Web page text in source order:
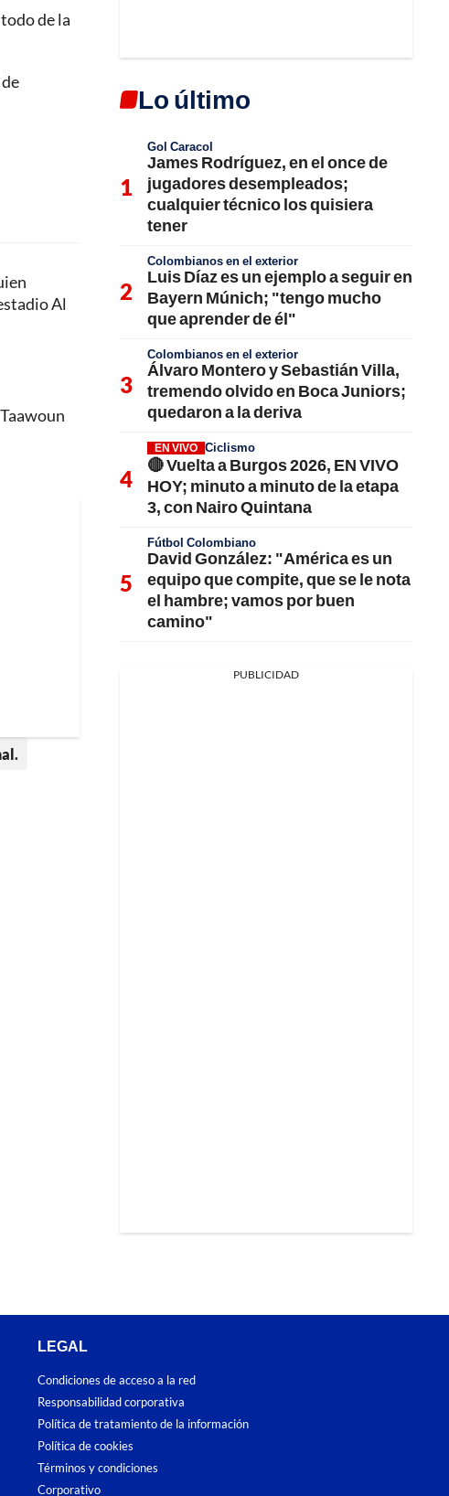
todo de la
Al
Lo último
Gol Caracol
James Rodríguez, en el once de
jugadores desempleados;
cualquier técnico los quisiera
tener
Colombianos en el exterior
Luis Díaz es un ejemplo a seguir en
Bayern Múnich; "tengo mucho
que aprender de él"
Colombianos en el exterior
Álvaro Montero y Sebastián Villa,
tremendo olvido en Boca Juniors;
quedaron a la deriva
EN VIVO Ciclismo
🔴 Vuelta a Burgos 2026, EN VIVO
HOY; minuto a minuto de la etapa
3, con Nairo Quintana
Fútbol Colombiano
David González: "América es un
equipo que compite, que se le nota
el hambre; vamos por buen
camino"
PUBLICIDAD
LEGAL
Condiciones de acceso a la red
Responsabilidad corporativa
Política de tratamiento de la información
Política de cookies
Términos y condiciones
Corporativo